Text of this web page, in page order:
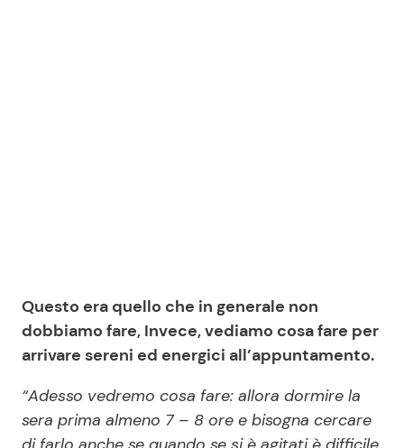
Questo era quello che in generale non
dobbiamo fare, Invece, vediamo cosa fare per
arrivare sereni ed energici all’appuntamento.
“Adesso vedremo cosa fare: allora dormire la
sera prima almeno 7 – 8 ore e bisogna cercare